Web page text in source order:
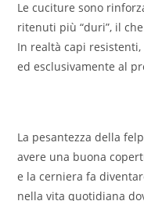
Le cuciture sono
ritenuti più “duri”, il
In realtà capi resistenti,
ed esclusivamente al
La pesantezza della
avere una buona
e la cerniera fa
nella vita quotidiana